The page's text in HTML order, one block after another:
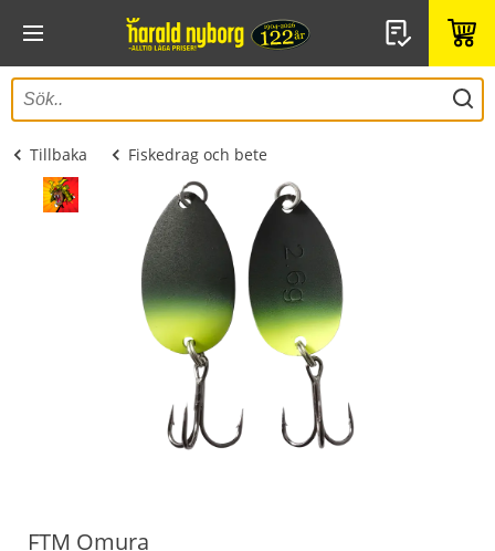
Tillbaka Fiskedrag och bete
FTM Omura